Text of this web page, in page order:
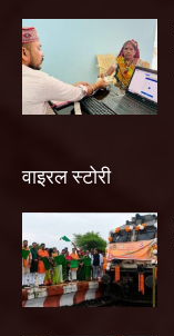
वाइरल स्टोरी